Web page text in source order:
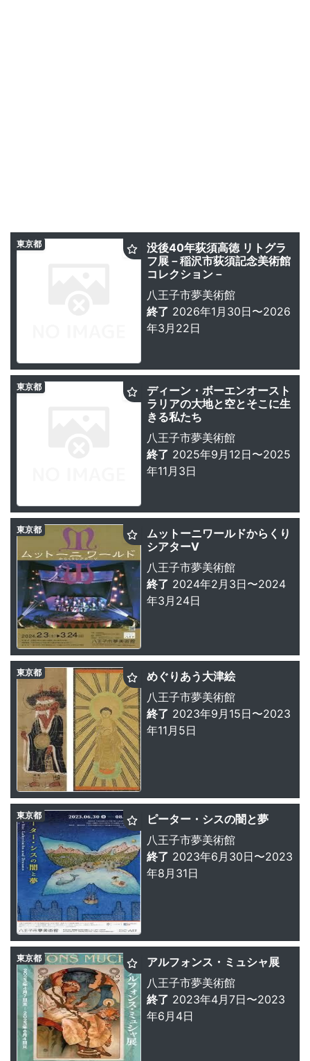
没後40年荻須高徳 リトグラ
フ展－稲沢市荻須記念美術館
コレクション－
八王子市夢美術館
終了 2026年1月30日〜2026
年3月22日
東京都
ディーン・ボーエンオースト
ラリアの大地と空とそこに生
きる私たち
八王子市夢美術館
終了 2025年9月12日〜2025
年11月3日
東京都
ムットーニワールドからくり
シアターⅤ
八王子市夢美術館
終了 2024年2月3日〜2024
年3月24日
東京都
めぐりあう大津絵
八王子市夢美術館
終了 2023年9月15日〜2023
年11月5日
東京都
ピーター・シスの闇と夢
八王子市夢美術館
終了 2023年6月30日〜2023
年8月31日
東京都
アルフォンス・ミュシャ展
八王子市夢美術館
終了 2023年4月7日〜2023
年6月4日
東京都